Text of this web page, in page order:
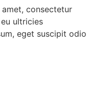
consectetur
ultricies
eget suscipit odio